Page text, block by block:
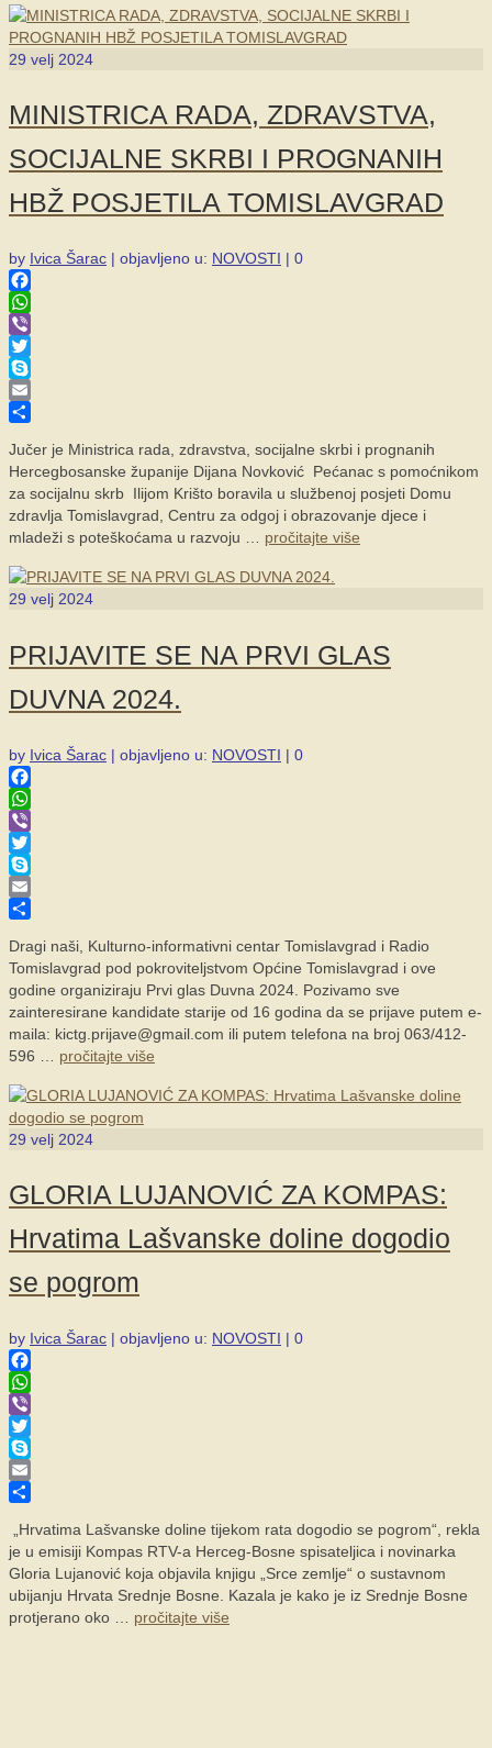
29 velj 2024
MINISTRICA RADA, ZDRAVSTVA,
SOCIJALNE SKRBI I PROGNANIH
HBŽ POSJETILA TOMISLAVGRAD
by Ivica Šarac | objavljeno u: NOVOSTI | 0
Facebook
WhatsApp
Viber
Twitter
Skype
Email
Jučer je Ministrica rada, zdravstva, socijalne skrbi i prognanih
Hercegbosanske županije Dijana Novković Pećanac s pomoćnikom
za socijalnu skrb Ilijom Krišto boravila u službenoj posjeti Domu
zdravlja Tomislavgrad, Centru za odgoj i obrazovanje djece i
mladeži s poteškoćama u razvoju … pročitajte više
29 velj 2024
PRIJAVITE SE NA PRVI GLAS
DUVNA 2024.
by Ivica Šarac | objavljeno u: NOVOSTI | 0
Facebook
WhatsApp
Viber
Twitter
Skype
Email
Dragi naši, Kulturno-informativni centar Tomislavgrad i Radio
Tomislavgrad pod pokroviteljstvom Općine Tomislavgrad i ove
godine organiziraju Prvi glas Duvna 2024. Pozivamo sve
zainteresirane kandidate starije od 16 godina da se prijave putem e-
maila: kictg.prijave@gmail.com ili putem telefona na broj 063/412-
596 … pročitajte više
29 velj 2024
GLORIA LUJANOVIĆ ZA KOMPAS:
Hrvatima Lašvanske doline dogodio
se pogrom
by Ivica Šarac | objavljeno u: NOVOSTI | 0
Facebook
WhatsApp
Viber
Twitter
Skype
Email
„Hrvatima Lašvanske doline tijekom rata dogodio se pogrom“, rekla
je u emisiji Kompas RTV-a Herceg-Bosne spisateljica i novinarka
Gloria Lujanović koja objavila knjigu „Srce zemlje“ o sustavnom
ubijanju Hrvata Srednje Bosne. Kazala je kako je iz Srednje Bosne
protjerano oko … pročitajte više